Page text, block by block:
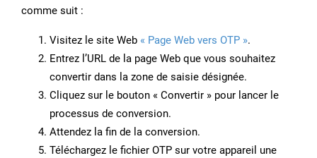
comme suit :
Visitez le site Web « Page Web vers OTP ».
Entrez l’URL de la page Web que vous souhaitez
convertir dans la zone de saisie désignée.
Cliquez sur le bouton « Convertir » pour lancer le
processus de conversion.
Attendez la fin de la conversion.
Téléchargez le fichier OTP sur votre appareil une